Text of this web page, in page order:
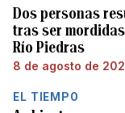
Dos personas
tras ser
Río Piedras
8 de agosto de
EL TIEMPO